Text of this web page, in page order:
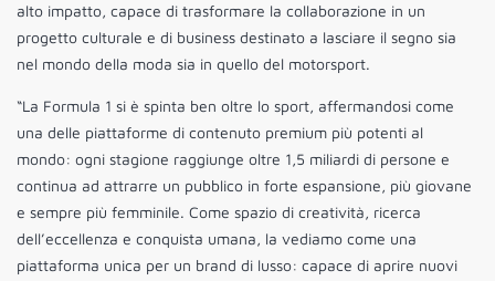
alto impatto, capace di trasformare la collaborazione in un
progetto culturale e di business destinato a lasciare il segno sia
nel mondo della moda sia in quello del motorsport.
“La Formula 1 si è spinta ben oltre lo sport, affermandosi come
una delle piattaforme di contenuto premium più potenti al
mondo: ogni stagione raggiunge oltre 1,5 miliardi di persone e
continua ad attrarre un pubblico in forte espansione, più giovane
e sempre più femminile. Come spazio di creatività, ricerca
dell’eccellenza e conquista umana, la vediamo come una
piattaforma unica per un brand di lusso: capace di aprire nuovi